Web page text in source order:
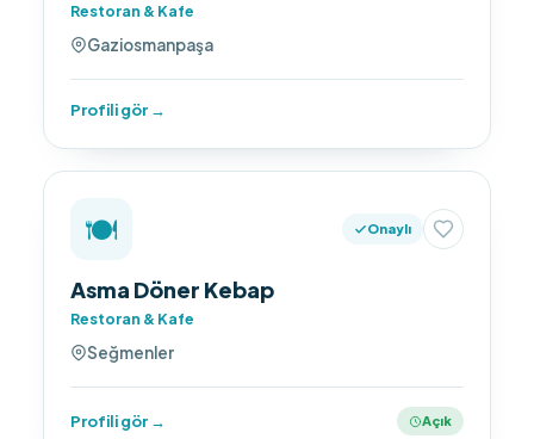
Restoran & Kafe
Gaziosmanpaşa
Profili gör →
🍽️ Onaylı
Asma Döner Kebap
Restoran & Kafe
Seğmenler
Profili gör → Açık